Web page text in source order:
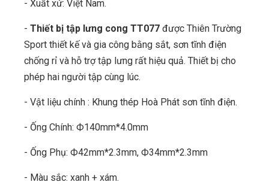
- Xuất xứ: Việt Nam.
- Thiết bị tập lưng cong TT077 được Thiên Trường
Sport thiết kế và gia công bằng sắt, sơn tĩnh điện
chống rỉ và hỗ trợ tập lưng rất hiệu quả. Thiết bị cho
phép hai người tập cùng lúc.
- Vật liệu chính : Khung thép Hoà Phát sơn tĩnh điện.
- Ống Chính: Ф140mm*4.0mm
- Ống Phụ: Ф42mm*2.3mm, Ф34mm*2.3mm
- Màu sắc: xanh + xám.